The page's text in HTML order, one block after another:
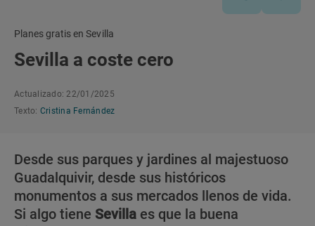
Planes gratis en Sevilla
Sevilla a coste cero
Actualizado: 22/01/2025
Texto: Cristina Fernández
Desde sus parques y jardines al majestuoso
Guadalquivir, desde sus históricos
monumentos a sus mercados llenos de vida.
Si algo tiene Sevilla es que la buena